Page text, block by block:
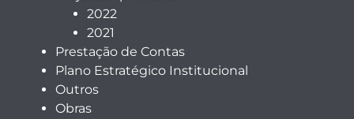
2022
2021
Prestação de Contas
Plano Estratégico Institucional
Outros
Obras